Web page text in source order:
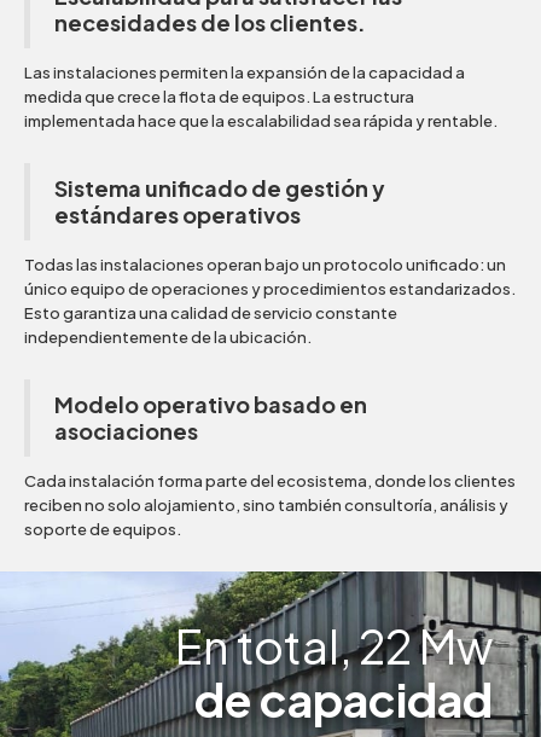
necesidades de los clientes.
Las instalaciones permiten la expansión de la capacidad a
medida que crece la flota de equipos. La estructura
implementada hace que la escalabilidad sea rápida y rentable.
Sistema unificado de gestión y
estándares operativos
Todas las instalaciones operan bajo un protocolo unificado: un
único equipo de operaciones y procedimientos estandarizados.
Esto garantiza una calidad de servicio constante
independientemente de la ubicación.
Modelo operativo basado en
asociaciones
Cada instalación forma parte del ecosistema, donde los clientes
reciben no solo alojamiento, sino también consultoría, análisis y
soporte de equipos.
En total, 22 Mw
de capacidad